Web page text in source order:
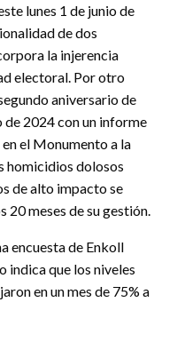
lunes 1 de junio de
de dos
la injerencia
electoral. Por otro
aniversario de
2024 con un informe
el Monumento a la
homicidios dolosos
de alto impacto se
20 meses de su gestión.
encuesta de Enkoll
indica que los niveles
en un mes de 75% a